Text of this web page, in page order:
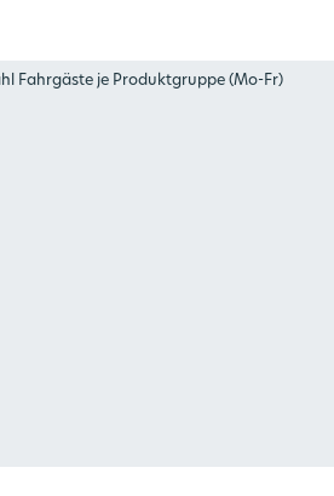
Fahrgäste je Produktgruppe (Mo-Fr)